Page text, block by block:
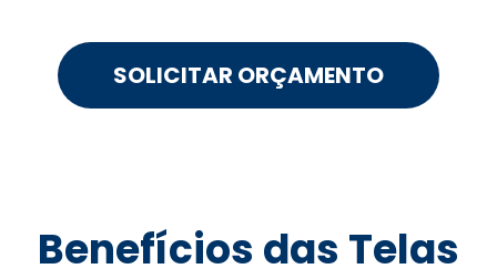
SOLICITAR ORÇAMENTO
Benefícios das Telas